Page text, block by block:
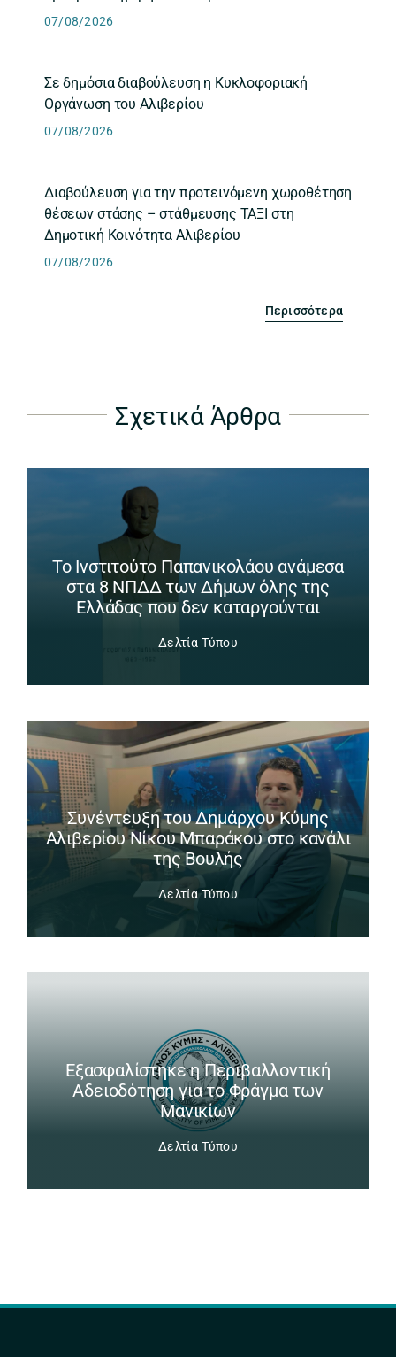
07/08/2026
Σε δημόσια διαβούλευση η Κυκλοφοριακή
Οργάνωση του Αλιβερίου
07/08/2026
Διαβούλευση για την προτεινόμενη χωροθέτηση
θέσεων στάσης – στάθμευσης ΤΑΞΙ στη
Δημοτική Κοινότητα Αλιβερίου
07/08/2026
Περισσότερα
Σχετικά Άρθρα
Το Ινστιτούτο Παπανικολάου ανάμεσα
στα 8 ΝΠΔΔ των Δήμων όλης της
Ελλάδας που δεν καταργούνται
Δελτία Τύπου
Συνέντευξη του Δημάρχου Κύμης
Αλιβερίου Νίκου Μπαράκου στο κανάλι
της Βουλής
Δελτία Τύπου
Εξασφαλίστηκε η Περιβαλλοντική
Αδειοδότηση για το Φράγμα των
Μανικίων
Δελτία Τύπου